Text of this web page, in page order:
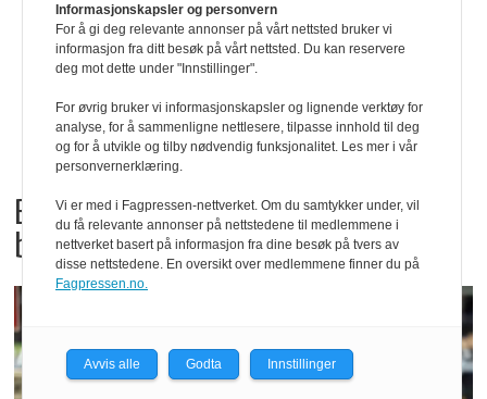
Bama tilbakekaller
babyspinat og babyleaf mix
Informasjonskapsler og personvern
For å gi deg relevante annonser på vårt nettsted bruker vi
informasjon fra ditt besøk på vårt nettsted. Du kan reservere
deg mot dette under "Innstillinger".
For øvrig bruker vi informasjonskapsler og lignende verktøy for
analyse, for å sammenligne nettlesere, tilpasse innhold til deg
og for å utvikle og tilby nødvendig funksjonalitet. Les mer i vår
personvernerklæring.
Vi er med i Fagpressen-nettverket. Om du samtykker under, vil
du få relevante annonser på nettstedene til medlemmene i
nettverket basert på informasjon fra dine besøk på tvers av
disse nettstedene. En oversikt over medlemmene finner du på
Fagpressen.no.
Avvis alle Godta Innstillinger